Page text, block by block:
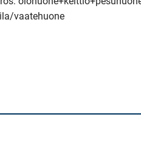
vaatehuone